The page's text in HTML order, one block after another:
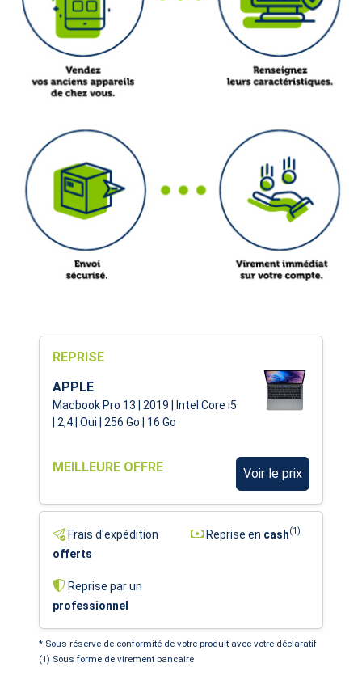
REPRISE
APPLE
Macbook Pro 13 | 2019 | Intel Core i5
| 2,4 | Oui | 256 Go | 16 Go
MEILLEURE OFFRE Voir le prix
Frais d'expédition
offerts
Reprise en cash(1)
Reprise par un
professionnel
* Sous réserve de conformité de votre produit avec votre déclaratif
(1) Sous forme de virement bancaire